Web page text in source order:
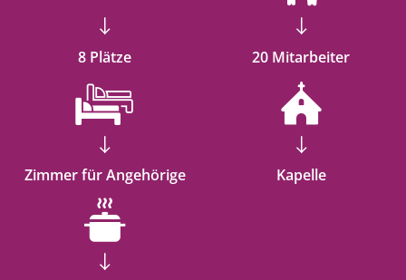
8 Plätze 20 Mitarbeiter
Zimmer für Angehörige Kapelle